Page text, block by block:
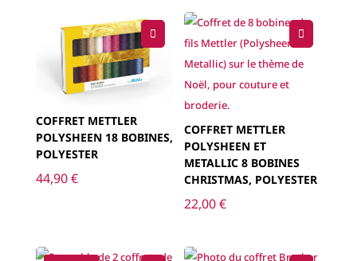
COFFRET METTLER
POLYSHEEN 18 BOBINES,
POLYESTER
44,90€
COFFRET METTLER
POLYSHEEN ET
METALLIC 8 BOBINES
CHRISTMAS, POLYESTER
22,00€